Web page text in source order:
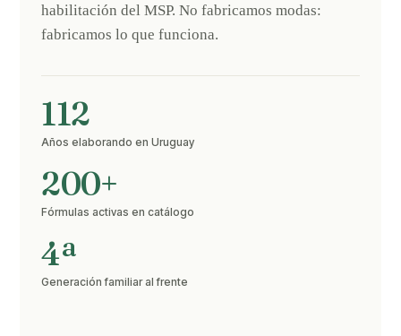
habilitación del MSP. No fabricamos modas:
fabricamos lo que funciona.
112
Años elaborando en Uruguay
200+
Fórmulas activas en catálogo
4ª
Generación familiar al frente